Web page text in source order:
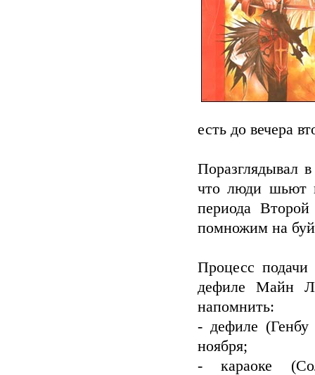
есть до вечера
Поразглядывал
что люди шьют
периода
помножим на
Процесс
дефиле Майн
напомнить:
- дефиле
ноября;
- караоке